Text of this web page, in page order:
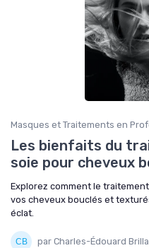
Masques et Traitements en
Les bienfaits du
soie pour cheveux
Explorez comment le
vos cheveux bouclés et
éclat.
par Charles-Édouard